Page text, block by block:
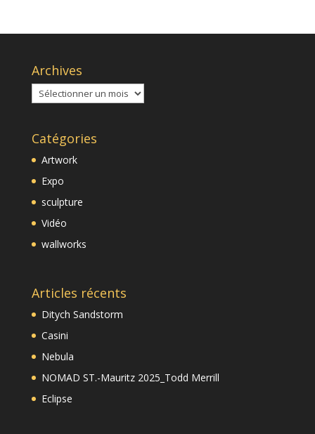
Archives
Archives
Catégories
Artwork
Expo
sculpture
Vidéo
wallworks
Articles récents
Ditych Sandstorm
Casini
Nebula
NOMAD ST.-Mauritz 2025_Todd Merrill
Eclipse